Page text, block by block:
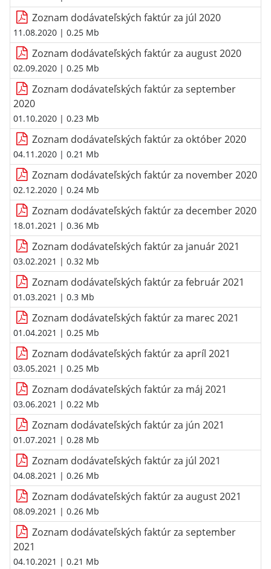
Zoznam dodávateľských faktúr za júl 2020
11.08.2020 | 0.25 Mb
Zoznam dodávateľských faktúr za august 2020
02.09.2020 | 0.25 Mb
Zoznam dodávateľských faktúr za september
2020
01.10.2020 | 0.23 Mb
Zoznam dodávateľských faktúr za október 2020
04.11.2020 | 0.21 Mb
Zoznam dodávateľských faktúr za november 2020
02.12.2020 | 0.24 Mb
Zoznam dodávateľských faktúr za december 2020
18.01.2021 | 0.36 Mb
Zoznam dodávateľských faktúr za január 2021
03.02.2021 | 0.32 Mb
Zoznam dodávateľských faktúr za február 2021
01.03.2021 | 0.3 Mb
Zoznam dodávateľských faktúr za marec 2021
01.04.2021 | 0.25 Mb
Zoznam dodávateľských faktúr za apríl 2021
03.05.2021 | 0.25 Mb
Zoznam dodávateľských faktúr za máj 2021
03.06.2021 | 0.22 Mb
Zoznam dodávateľských faktúr za jún 2021
01.07.2021 | 0.28 Mb
Zoznam dodávateľských faktúr za júl 2021
04.08.2021 | 0.26 Mb
Zoznam dodávateľských faktúr za august 2021
08.09.2021 | 0.26 Mb
Zoznam dodávateľských faktúr za september
2021
04.10.2021 | 0.21 Mb